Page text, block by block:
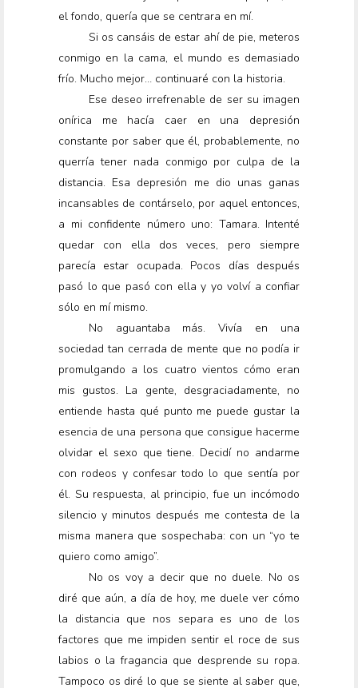
el fondo, quería que se centrara en mí.
Si os cansáis de estar ahí de pie, meteros
conmigo en la cama, el mundo es demasiado
frío. Mucho mejor… continuaré con la historia.
Ese deseo irrefrenable de ser su imagen
onírica me hacía caer en una depresión
constante por saber que él, probablemente, no
querría tener nada conmigo por culpa de la
distancia. Esa depresión me dio unas ganas
incansables de contárselo, por aquel entonces,
a mi confidente número uno: Tamara. Intenté
quedar con ella dos veces, pero siempre
parecía estar ocupada. Pocos días después
pasó lo que pasó con ella y yo volví a confiar
sólo en mí mismo.
No aguantaba más. Vivía en una
sociedad tan cerrada de mente que no podía ir
promulgando a los cuatro vientos cómo eran
mis gustos. La gente, desgraciadamente, no
entiende hasta qué punto me puede gustar la
esencia de una persona que consigue hacerme
olvidar el sexo que tiene. Decidí no andarme
con rodeos y confesar todo lo que sentía por
él. Su respuesta, al principio, fue un incómodo
silencio y minutos después me contesta de la
misma manera que sospechaba: con un “yo te
quiero como amigo”.
No os voy a decir que no duele. No os
diré que aún, a día de hoy, me duele ver cómo
la distancia que nos separa es uno de los
factores que me impiden sentir el roce de sus
labios o la fragancia que desprende su ropa.
Tampoco os diré lo que se siente al saber que,